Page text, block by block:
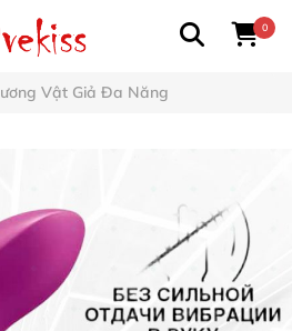
0
Vật Giả Đa Năng